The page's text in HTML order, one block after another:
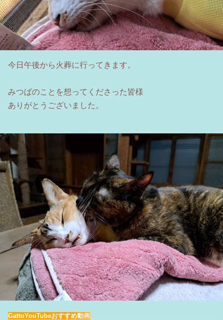
今日午後から火葬に行ってきます。
みつばのことを想ってくださった皆様
ありがとうございました。
GattoYouTubeおすすめ動画